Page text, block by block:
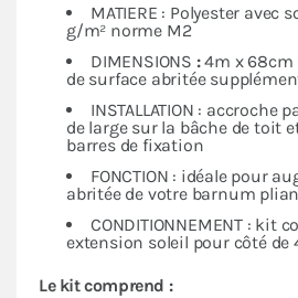
MATIERE : Polyester avec
g/m² norme M2
DIMENSIONS :4m x 68cm
de surface abritée
INSTALLATION : accroche
de large sur la bâche de toit
barres de fixation
FONCTION : idéale pour
abritée de votre barnum
CONDITIONNEMENT : kit
extension soleil pour côté de
Le kit comprend :